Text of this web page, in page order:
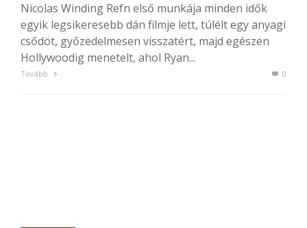
Nicolas Winding Refn első munkája minden idők
egyik legsikeresebb dán filmje lett, túlélt egy anyagi
csődöt, győzedelmesen visszatért, majd egészen
Hollywoodig menetelt, ahol Ryan...
Tovább 0